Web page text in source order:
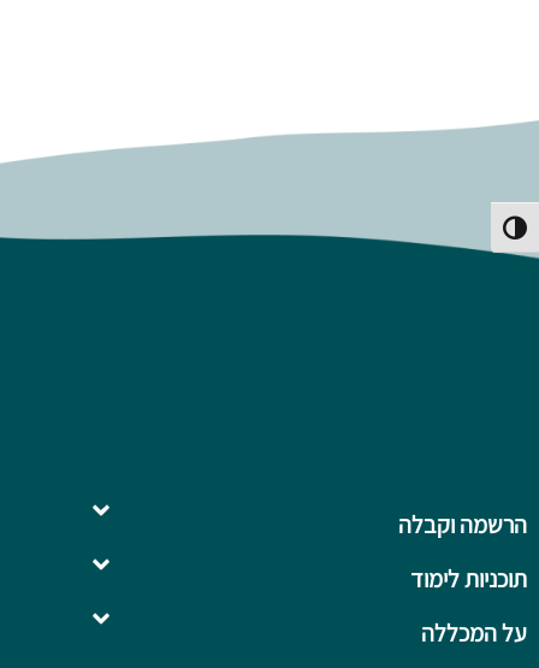
הפעל/כבה ניגודיות גבוהה
על המכללה
תוכניות לימוד
הרשמה וקבלה